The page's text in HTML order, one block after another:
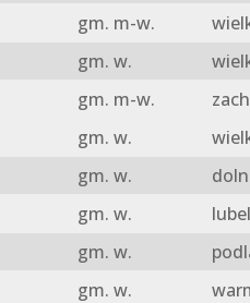
gm. m-w.
gm. w.
gm. m-w.
gm. w.
gm. w.
gm. w.
gm. w.
gm. w.